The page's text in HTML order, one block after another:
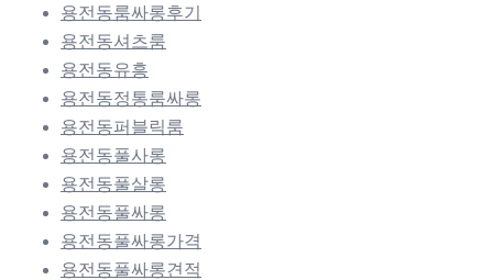
용전동룸싸롱후기
용전동셔츠룸
용전동유흥
용전동정통룸싸롱
용전동퍼블릭룸
용전동풀사롱
용전동풀살롱
용전동풀싸롱
용전동풀싸롱가격
용전동풀싸롱견적